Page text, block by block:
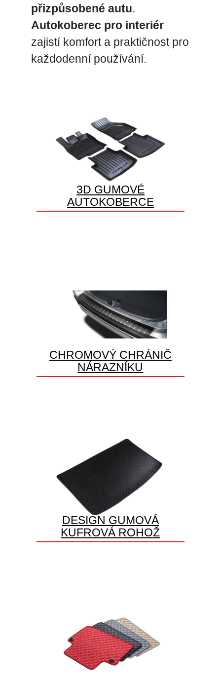
přizpůsobené autu.
Autokoberec pro interiér
zajistí komfort a praktičnost pro
každodenní používání.
3D GUMOVÉ
AUTOKOBERCE
CHROMOVÝ CHRÁNIČ
NÁRAZNÍKU
DESIGN GUMOVÁ
KUFROVÁ ROHOŽ